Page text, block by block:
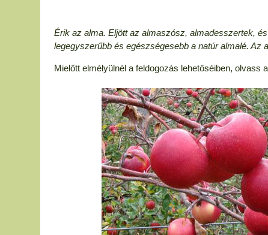
Érik az alma. Eljött az almaszósz, almadesszertek,
legegyszerűbb és egészségesebb a natúr almalé.
Mielőtt elmélyülnél a feldogozás lehetőséiben, olvass